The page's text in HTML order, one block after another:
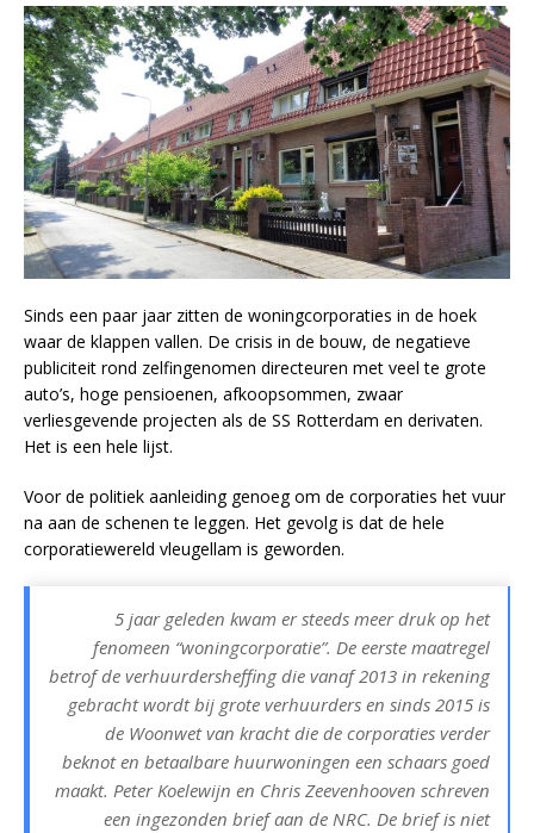
Sinds een paar jaar zitten de woningcorporaties in de hoek
waar de klappen vallen. De crisis in de bouw, de negatieve
publiciteit rond zelfingenomen directeuren met veel te grote
auto’s, hoge pensioenen, afkoopsommen, zwaar
verliesgevende projecten als de SS Rotterdam en derivaten.
Het is een hele lijst.
Voor de politiek aanleiding genoeg om de corporaties het vuur
na aan de schenen te leggen. Het gevolg is dat de hele
corporatiewereld vleugellam is geworden.
5 jaar geleden kwam er steeds meer druk op het
fenomeen “woningcorporatie”. De eerste maatregel
betrof de verhuurdersheffing die vanaf 2013 in rekening
gebracht wordt bij grote verhuurders en sinds 2015 is
de Woonwet van kracht die de corporaties verder
beknot en betaalbare huurwoningen een schaars goed
maakt. Peter Koelewijn en Chris Zeevenhooven schreven
een ingezonden brief aan de NRC. De brief is niet